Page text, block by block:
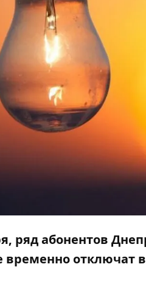
ряд абонентов
временно отключат